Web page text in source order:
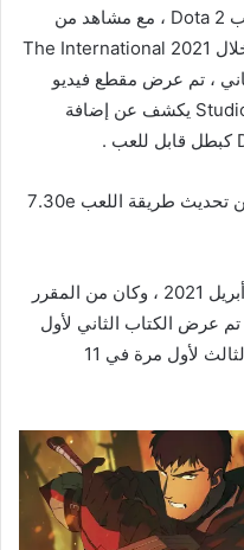
Ventrilo och spelar DotA” أثناء لعب Dota 2 ، مع مشاهد من
Dragon’s Blood معروضة بينهما ، وخلال The International 2021
، تم عرض مقطع فيديو
برسوم متحركة ثنائية الأبعاد من Studio Mir يكشف عن إضافة
تمت إضافة Marci إلى اللعبة كجزء من تحديث طريقة اللعب 7.30e
تم الإعلان عن الموسم الثاني في 19 أبريل 2021 ، وكان من المقرر
في الأصل في 6 يناير 2022 ، تم عرض الكتاب الثاني لأول
مرة في 18 يناير ، تم عرض الموسم الثالث لأول مرة في 11